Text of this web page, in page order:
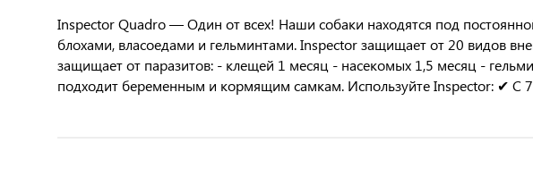
Inspector Quadro — Один от всех! Наши cобаки находятся под
блохами, власоедами и гельминтами. Inspector защищает от 20 видов
защищает от паразитов: - клещей 1 месяц - насекомых 1,5 месяц -
подходит беременным и кормящим самкам. Используйте Inspector: ✔ С